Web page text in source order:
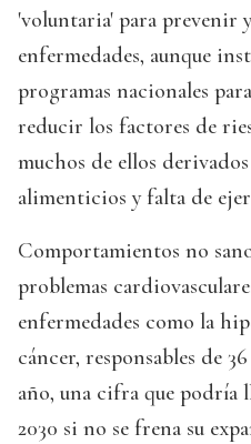
'voluntaria' para prevenir
enfermedades, aunque
programas nacionales
reducir los factores de
muchos de ellos
alimenticios y falta de
Comportamientos no
problemas
enfermedades como la
cáncer, responsables de
año, una cifra que podría
2030 si no se frena su